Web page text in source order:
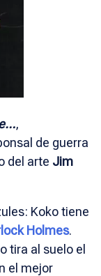
,
de guerra
del arte Jim
Koko tiene
Holmes.
tira al suelo el
el mejor